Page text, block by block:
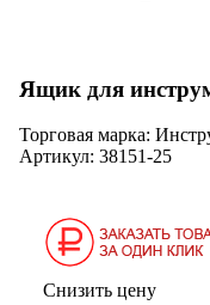
Ящик для
Торговая марка:
Артикул: 38151-25
Снизить цену